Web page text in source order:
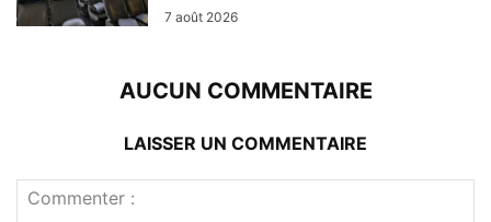
7 août 2026
AUCUN COMMENTAIRE
LAISSER UN COMMENTAIRE